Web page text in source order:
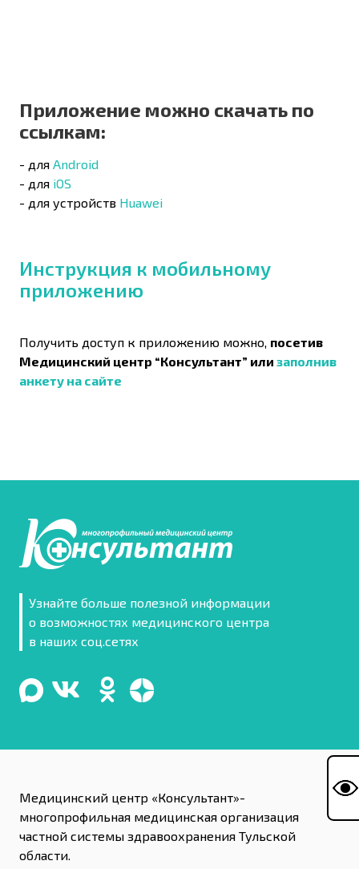
Приложение можно скачать по
ссылкам:
- для Android
- для iOS
- для устройств Huawei
Инструкция к мобильному
приложению
Получить доступ к приложению можно, посетив
Медицинский центр “Консультант” или заполнив
анкету на сайте
Узнайте больше полезной информации
о возможностях медицинского центра
в наших соц.сетях
Медицинский центр «Консультант»-
многопрофильная медицинская организация
частной системы здравоохранения Тульской
области.